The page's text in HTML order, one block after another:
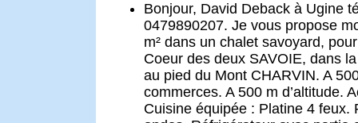
Bonjour, David Deback à Ugine
0479890207. Je vous propose
m² dans un chalet savoyard,
Coeur des deux SAVOIE, dans
au pied du Mont CHARVIN. A
commerces. A 500 m d’altitude.
Cuisine équipée : Platine 4 feux.